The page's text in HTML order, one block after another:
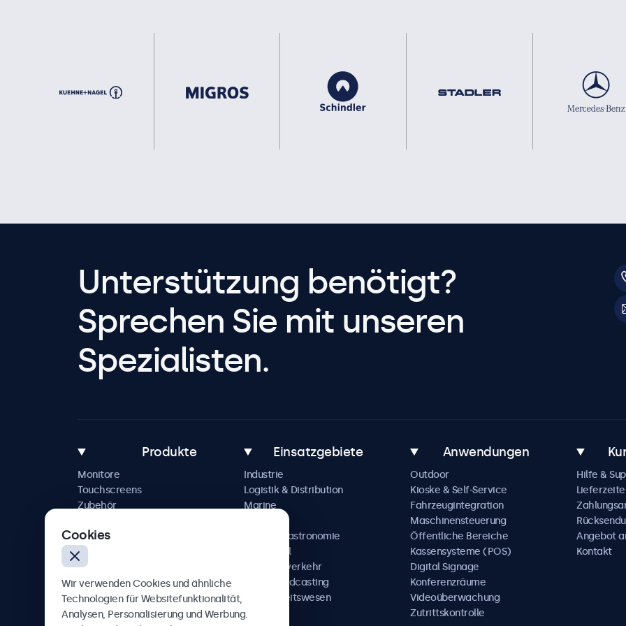
Unterstützung benötigt?
Sprechen Sie mit unseren
Spezialisten.
Produkte
Monitore
Touchscreens
Zubehör
Einsatzgebiete
Industrie
Logistik & Distribution
Marine
Hotel & Gastronomie
Automobil
Schienenverkehr
AV & Broadcasting
Gesundheitswesen
Anwendungen
Outdoor
Kioske & Self-Service
Fahrzeugintegration
Maschinensteuerung
Öffentliche Bereiche
Kassensysteme (POS)
Digital Signage
Konferenzräume
Videoüberwachung
Zutrittskontrolle
Hilfe &
Angebot
Kontakt
Cookies
Wir verwenden Cookies und ähnliche
Technologien für Websitefunktionalität,
Analysen, Personalisierung und Werbung.